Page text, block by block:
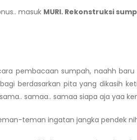
masuk MURI. Rekonstruksi
pembacaan sumpah, naahh
berdasarkan pita yang dikasih
samaa.. samaa siapa aja yaa
teman ingatan jangka pendek